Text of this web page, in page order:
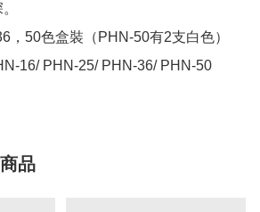
，50色盒裝（PHN-50有2支白色）
16/ PHN-25/ PHN-36/ PHN-50
品